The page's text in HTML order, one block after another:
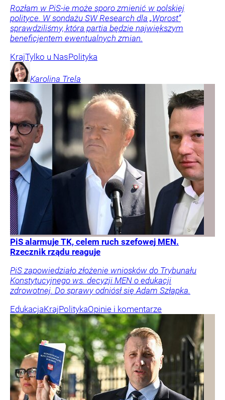
Rozłam w PiS-ie może sporo zmienić w polskiej
polityce. W sondażu SW Research dla „Wprost”
sprawdziliśmy, która partia będzie największym
beneficjentem ewentualnych zmian.
KrajTylko u NasPolityka
Karolina Trela
PiS alarmuje TK, celem ruch szefowej MEN.
Rzecznik rządu reaguje
PiS zapowiedziało złożenie wniosków do Trybunału
Konstytucyjnego ws. decyzji MEN o edukacji
zdrowotnej. Do sprawy odniósł się Adam Szłapka.
EdukacjaKrajPolitykaOpinie i komentarze